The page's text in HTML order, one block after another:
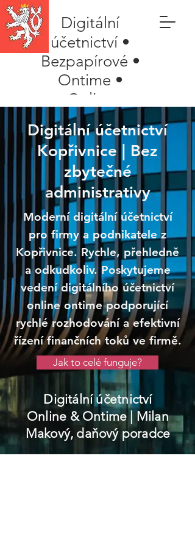
Digitální
účetnictví •
Bezpapírové •
Ontime •
Online
Digitální účetnictví
Kopřivnice | Bez
zbytečné
administrativy
Moderní digitální účetnictví
pro firmy a podnikatele z
Kopřivnice. Rychle, přehledně
a odkudkoliv. Poskytujeme
vedení digitálního účetnictví
online ontime podporující
rychlé rozhodování a efektivní
řízení finančních toků ve firmě.
Jak to celé funguje?
Digitální účetnictví
Online & Ontime | Milan
Makový, daňový poradce